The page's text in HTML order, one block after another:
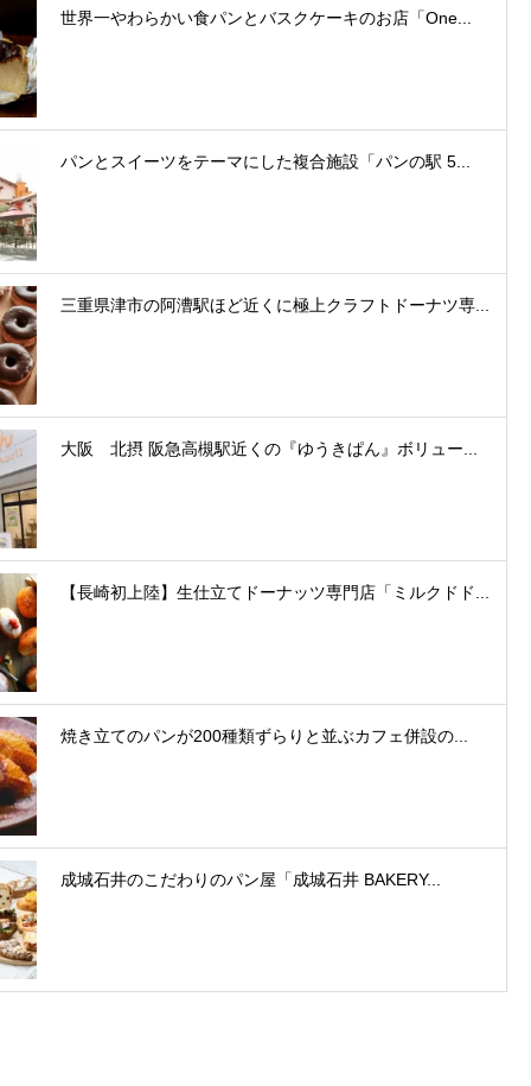
世界一やわらかい食パンとバスクケーキのお店「One...
パンとスイーツをテーマにした複合施設「パンの駅 5...
三重県津市の阿漕駅ほど近くに極上クラフトドーナツ専...
大阪 北摂 阪急高槻駅近くの『ゆうきぱん』ボリュー...
【長崎初上陸】生仕立てドーナッツ専門店「ミルクドド...
焼き立てのパンが200種類ずらりと並ぶカフェ併設の...
成城石井のこだわりのパン屋「成城石井 BAKERY...